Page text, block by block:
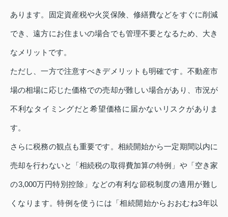
あります。固定資産税や火災保険、修繕費などをすぐに削減
でき、遠方にお住まいの場合でも管理不要となるため、大き
なメリットです。
ただし、一方で注意すべきデメリットも明確です。不動産市
場の相場に応じた価格での売却が難しい場合があり、市況が
不利なタイミングだと希望価格に届かないリスクがありま
す。
さらに税務の観点も重要です。相続開始から一定期間以内に
売却を行わないと「相続税の取得費加算の特例」や「空き家
の3,000万円特別控除」などの有利な節税制度の適用が難し
くなります。特例を使うには「相続開始からおおむね3年以